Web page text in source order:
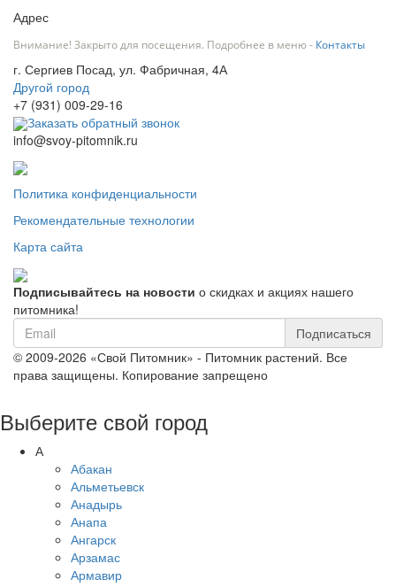
Адрес
Внимание! Закрыто для посещения. Подробнее в меню - Контакты
г. Сергиев Посад, ул. Фабричная, 4А
Другой город
+7 (931) 009-29-16
Заказать обратный звонок
info@svoy-pitomnik.ru
Политика конфиденциальности
Рекомендательные технологии
Карта сайта
Подписывайтесь на новости о скидках и акциях нашего
питомника!
Подписаться
© 2009-2026 «Свой Питомник» - Питомник растений. Все
права защищены. Копирование запрещено
Выберите свой город
А
Абакан
Альметьевск
Анадырь
Анапа
Ангарск
Арзамас
Армавир